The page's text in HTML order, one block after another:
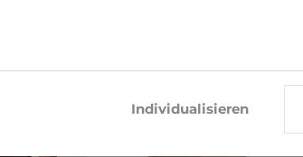
Individualisieren